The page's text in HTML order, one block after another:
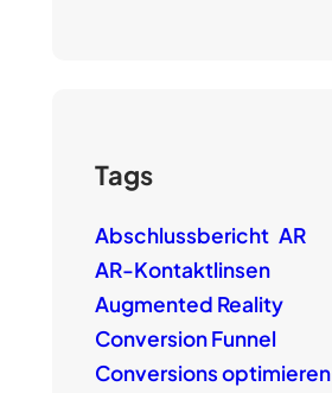
Tags
Abschlussbericht AR
AR-Kontaktlinsen
Augmented Reality
Conversion Funnel
Conversions optimieren